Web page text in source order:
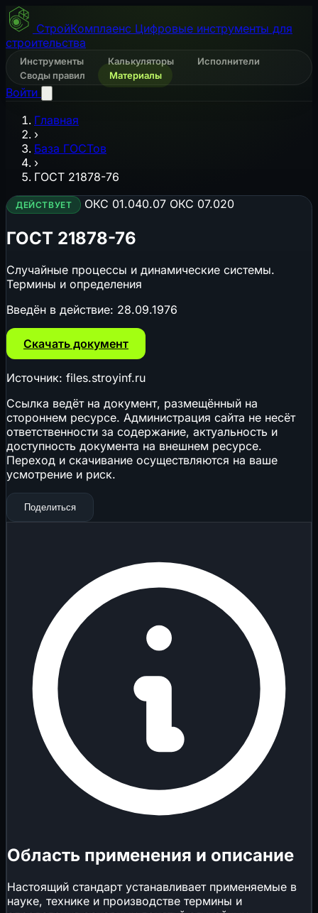
СтройКомплаенс Цифровые инструменты для
строительства
Инструменты Калькуляторы
Исполнители
Своды правил
Материалы
Войти
Главная
›
База ГОСТов
›
ГОСТ 21878-76
ДЕЙСТВУЕТ ОКС 01.040.07 ОКС 07.020
ГОСТ 21878-76
Случайные процессы и динамические системы.
Термины и определения
Введён в действие: 28.09.1976
Скачать документ
Источник: files.stroyinf.ru
Ссылка ведёт на документ, размещённый на
стороннем ресурсе. Администрация сайта не несёт
ответственности за содержание, актуальность и
доступность документа на внешнем ресурсе.
Переход и скачивание осуществляются на ваше
усмотрение и риск.
Поделиться
Область применения и описание
Настоящий стандарт устанавливает применяемые в
науке, технике и производстве термины и